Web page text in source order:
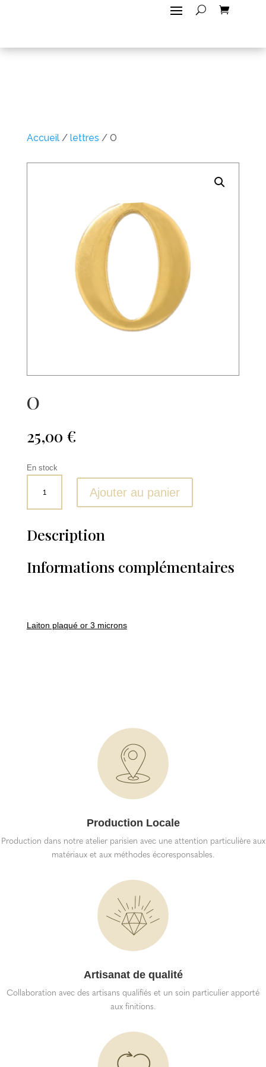
Accueil/ lettres / O
O
25,00 €
En stock
O
Ajouter au panier
Description
Informations complémentaires
Laiton plaqué or 3 microns
Production Locale
Production dans notre atelier parisien avec une attention particulière aux
matériaux et aux méthodes écoresponsables.
Artisanat de qualité
Collaboration avec des artisans qualifiés et un soin particulier apporté
aux finitions.